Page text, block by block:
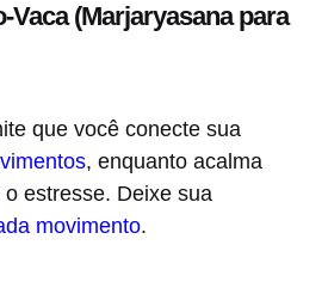
Vaca (Marjaryasana para
que você conecte sua
, enquanto acalma
estresse. Deixe sua
movimento.